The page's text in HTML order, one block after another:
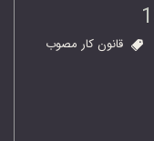
قانون کار مصوب